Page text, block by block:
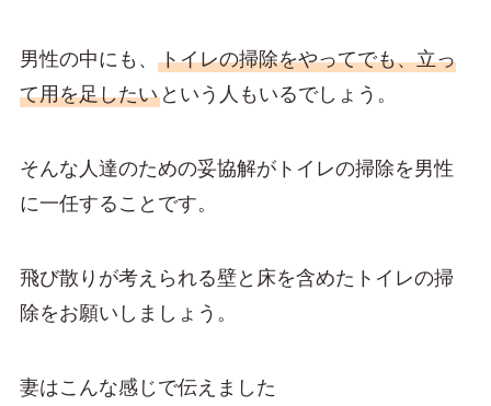
男性の中にも、 トイレの掃除をやってでも、立っ
て用を足したいという人もいるでしょう。
そんな人達のための妥協解がトイレの掃除を男性
に一任することです。
飛び散りが考えられる壁と床を含めたトイレの掃
除をお願いしましょう。
妻はこんな感じで伝えました